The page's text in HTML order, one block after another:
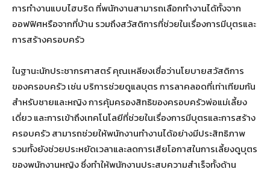
การทำงานแบบไฮบริด ที่พนักงานสามารถเลือกทำงานได้ทั้งจาก
ออฟฟิศหรือจากที่บ้าน รวมถึงสวัสดิการที่ช่วยในเรื่องการมีบุตรและ
การสร้างครอบครัว
ในฐานะนักประชากรศาสตร์ คุณเหลียงเชื่อว่านโยบายสวัสดิการ
ของครอบครัว เช่น บริการช่วยดูแลบุตร การลาคลอดที่เท่าเทียมกัน
สำหรับชายและหญิง การคุ้มครองสิทธิของครอบครัวพ่อแม่เลี้ยง
เดี่ยว และการเข้าถึงเทคโนโลยีที่ช่วยในเรื่องการมีบุตรและการสร้าง
ครอบครัว สามารถช่วยให้พนักงานทำงานได้อย่างมีประสิทธิภาพ
รวมทั้งยังช่วยประหยัดเวลาและลดการเสียโอกาสในการเลี้ยงดูบุตร
ของพนักงานหญิง ซึ่งทำให้พนักงานประสบความสำเร็จทั้งด้าน